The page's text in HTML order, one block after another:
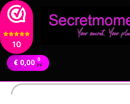
10
€ 0,00 0